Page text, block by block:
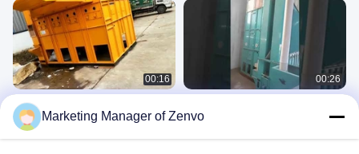
00:16
Essiccatore a ricircolo da 30
tonnellate per lotto per risone con
misuratore di umidità online
Cross-Flow Dryer
00:26
tonnellate per lotto con forno
Marketing Manager of Zenvo